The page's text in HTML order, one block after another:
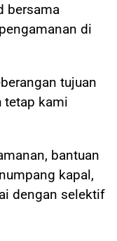
bersama
di
tujuan
tetap kami
bantuan
kapal,
dengan selektif